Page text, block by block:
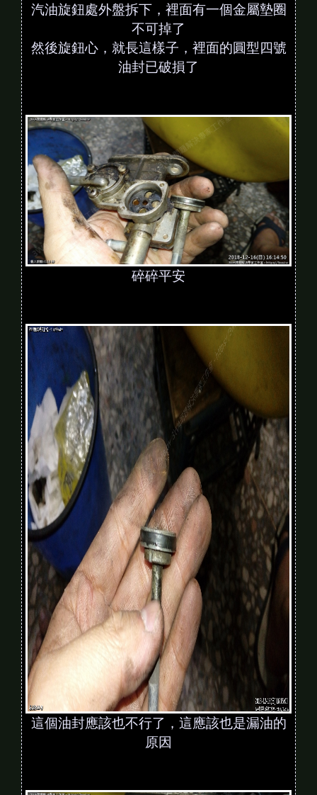
汽油旋鈕處外盤拆下，裡面有一個金屬墊圈
不可掉了
然後旋鈕心，就長這樣子，裡面的圓型四號
油封已破損了
碎碎平安
這個油封應該也不行了，這應該也是漏油的
原因